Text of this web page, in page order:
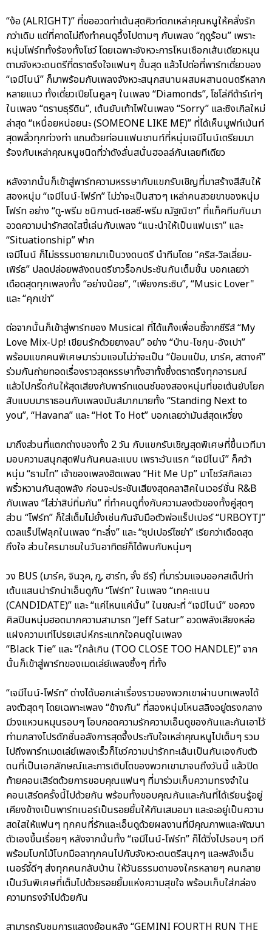
“ง้อ (ALRIGHT)” ที่ขออวดท่าเต้นสุดคิวท์ตกเหล่าคุณหนูให้คลั่งรัก
กว่าเดิม แต่ที่คาดไม่ถึงทำคนดูอึ้งไปตามๆ กับเพลง “ฤดูร้อน” เพราะ
หนุ่มโฟร์ททั้งร้องทั้งโชว์ โดยเฉพาะจังหวะการโหนเชือกเส้นเดียวหมุน
ตามจังหวะดนตรีที่ตราตรึงใจแฟนๆ ขั้นสุด แล้วไปต่อที่พาร์ทเดี่ยวของ
“เจมีไนน์” ก็มาพร้อมกับเพลงจังหวะสนุกสนานผสมผสานดนตรีหลาก
หลายแนว ทั้งเดี่ยวเปียโนคูลๆ ในเพลง “Diamonds”, โซโล่กีต้าร์เท่ๆ
ในเพลง “ตราบธุรีดิน”, เต้นยับเท้าไฟในเพลง “Sorry” และซิงเกิลใหม่
ล่าสุด “เหนื่อยหน่อยนะ (SOMEONE LIKE ME)” ที่ได้เห็นมูฟท์เม้นท์
สุดพลิ้วทุกท่วงท่า แถมด้วยท่อนแฟนชานท์ที่หนุ่มเจมีไนน์เตรียมมา
ร้องกับเหล่าคุณหนูชนิดที่ว่าดังลั่นสนั่นฮอลล์กันเลยทีเดียว
หลังจากนั้นก็เข้าสู่พาร์ทความหรรษากับแขกรับเชิญที่มาสร้างสีสันให้
สองหนุ่ม “เจมีไนน์-โฟร์ท” ไม่ว่าจะเป็นสาวๆ เหล่าคนสวยขาของหนุ่ม
โฟร์ท อย่าง “ตู-พรีม ชนิกานต์-เชลซี-พรีม ณัฐณิชา” ที่แท็คทีมกันมา
อวดความน่ารักสดใสขี้เล่นกับเพลง “แนะนำให้เป็นแฟนเรา” และ
“Situationship” ฟาก
เจมีไนน์ ก็ไม่ธรรมดายกมาเป็นวงดนตรี นำทีมโดย “คริส-วิลเลี่ยม-
เพิร์ธ” ปลดปล่อยพลังดนตรีชาวร็อกประชันกันเต็มขั้น บอกเลยว่า
เดือดสุดทุกเพลงทั้ง “อย่างน้อย”, “เพียงกระซิบ”, “Music Lover"
และ “คุกเข่า”
ต่อจากนั้นก็เข้าสู่พาร์ทของ Musical ที่ได้แก๊งเพื่อนซี้จากซีรีส์ “My
Love Mix-Up! เขียนรักด้วยยางลบ” อย่าง “ป่าน-โชกุน-อังเปา”
พร้อมแขกคนพิเศษมาร่วมแจมไม่ว่าจะเป็น “ป๋อมแป๋ม, มาร์ค, สตางค์”
ร่วมกันถ่ายทอดเรื่องราวสุดหรรษาทั้งฮาทั้งซึ้งตราตรึงทุกอารมณ์
แล้วไปกรี๊ดกันให้สุดเสียงกับพาร์ทแดนซ์ของสองหนุ่มที่ขอเต้นยับโยก
สับแบบมาราธอนกับเพลงมันส์มากมายทั้ง “Standing Next to
you”, “Havana” และ “Hot To Hot” บอกเลยว่ามันส์สุดเหวี่ยง
มาถึงส่วนที่แตกต่างของทั้ง 2 วัน กับแขกรับเชิญสุดพิเศษที่ขึ้นเวทีมา
มอบความสนุกสุดฟินกันคนละแบบ เพราะวันแรก “เจมีไนน์” ก็คว้า
หนุ่ม “ธามไท” เจ้าของเพลงฮิตเพลง “Hit Me Up” มาโชว์สกิลเอว
พริ้วหวานกันสุดพลัง ก่อนจะประชันเสียงสุดคลาสิคในเวอร์ชั่น R&B
กับเพลง “ไส่ว่าสิบ่ทิ่มกัน” ที่ทำคนดูทึ่งกับความลงตัวของทั้งคู่สุดๆ
ส่วน “โฟร์ท” ก็ใส่เต็มไม่ยั้งเช่นกันจับมือตัวพ่อแร็ปเปอร์ “URBOYTJ”
ดวลแร็ปไฟลุกในเพลง “ทะลึ่ง” และ “ซุปเปอร์ไซย่า” เรียกว่าเดือดสุด
ถึงใจ ส่วนใครมาชมในวันอาทิตย์ก็ได้พบกับหนุ่มๆ
วง BUS (มาร์ค, จินวุค, ภู, ฮาร์ท, จั๋ง ธีร์) ที่มาร่วมแจมออกสเต็ปท่า
เต้นแสนน่ารักน่าเอ็นดูกับ “โฟร์ท” ในเพลง “เทคะแนน
(CANDIDATE)” และ “แค่ไหนแค่นั้น” ในขณะที่ “เจมีไนน์” ขอควง
ศิลปินหนุ่มฮอตมากความสามารถ “Jeff Satur” อวดพลังเสียงหล่อ
แฝงความเท่โปรยเสน่ห์กระแทกใจคนดูในเพลง
“Black Tie” และ “ใกล้เกิน (TOO CLOSE TOO HANDLE)” จาก
นั้นก็เข้าสู่พาร์ทของเมดเล่ย์เพลงซึ้งๆ ที่ทั้ง
“เจมีไนน์-โฟร์ท” ต่างได้บอกเล่าเรื่องราวของพวกเขาผ่านบทเพลงได้
ลงตัวสุดๆ โดยเฉพาะเพลง “ข้างกัน” ที่สองหนุ่มโหนสลิงอยู่ตรงกลาง
มีวงแหวนหมุนรอบๆ โอบกอดความรักความเอ็นดูของกันและกันเอาไว้
ท่ามกลางโปรดักชั่นอลังการสุดจึ้งประทับใจเหล่าคุณหนูไปเต็มๆ รวม
ไปถึงพาร์ทเมดเล่ย์เพลงเร็วก็โชว์ความน่ารักทะเล้นเป็นกันเองกับตัว
ตนที่เป็นเอกลักษณ์และการเติบโตของพวกเขามาจนถึงวันนี้ แล้วปิด
ท้ายคอนเสิร์ตด้วยการขอบคุณแฟนๆ ที่มาร่วมเก็บความทรงจำใน
คอนเสิร์ตครั้งนี้ไปด้วยกัน พร้อมทั้งขอบคุณกันและกันที่ได้เรียนรู้อยู่
เคียงข้างเป็นพาร์ทเนอร์เป็นรอยยิ้มให้กันเสมอมา และจะอยู่เป็นความ
สดใสให้แฟนๆ ทุกคนที่รักและเอ็นดูด้วยผลงานที่มีคุณภาพและพัฒนา
ตัวเองขึ้นเรื่อยๆ หลังจากนั้นทั้ง “เจมีไนน์-โฟร์ท” ก็ได้วิ่งไปรอบๆ เวที
พร้อมโบกไม้โบกมือลาทุกคนไปกับจังหวะดนตรีสนุกๆ และพลังเอ็น
เนอร์จี้ดีๆ ส่งทุกคนกลับบ้าน ให้วันธรรมดาของใครหลายๆ คนกลาย
เป็นวันพิเศษที่เต็มไปด้วยรอยยิ้มแห่งความสุขใจ พร้อมเก็บใส่กล่อง
ความทรงจำไปด้วยกัน
สามารถรับชมการแสดงย้อนหลัง “GEMINI FOURTH RUN THE